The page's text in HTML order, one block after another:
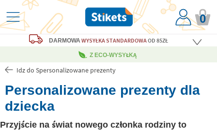
0
DARMOWA WYSYŁKA STANDARDOWAOD 85ZŁ
Z ECO-WYSYŁKĄ
Idz do Spersonalizowane prezenty
Personalizowane prezenty dla
dziecka
Przyjście na świat nowego członka rodziny to